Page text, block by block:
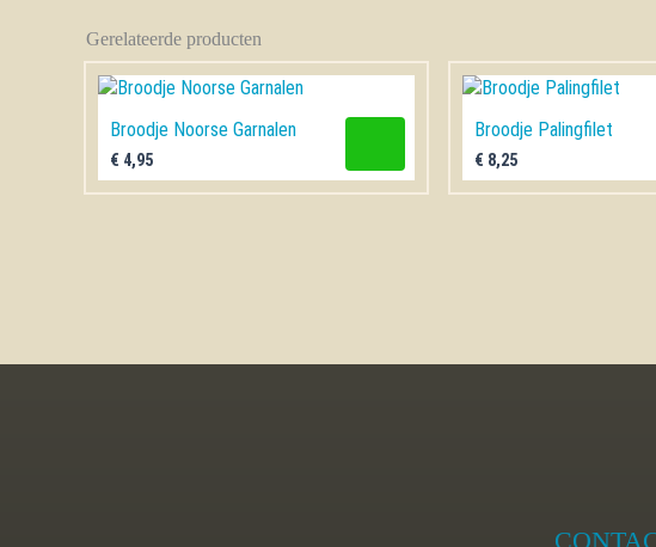
Gerelateerde producten
Broodje Noorse Garnalen
€ 4,95
Broodje Palingfilet
€ 8,25